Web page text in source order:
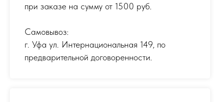
при заказе на сумму от 1500 руб.
Самовывоз:
г. Уфа ул. Интернациональная 149, по
предварительной договоренности.